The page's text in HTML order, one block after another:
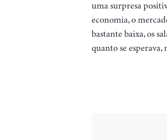
uma surpresa
economia, o
bastante baixa, os
quanto se esperava,